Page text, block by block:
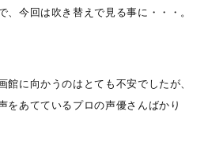
、今回は吹き替えで見る事に・・・。
館に向かうのはとても不安でしたが、
をあてているプロの声優さんばかり